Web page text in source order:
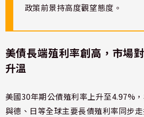
政策前景持高度觀望態度。
美債長端殖利率創高，市場
升溫
美國30年期公債殖利率上升至4.97%，
與德、日等全球主要長債殖利率同步